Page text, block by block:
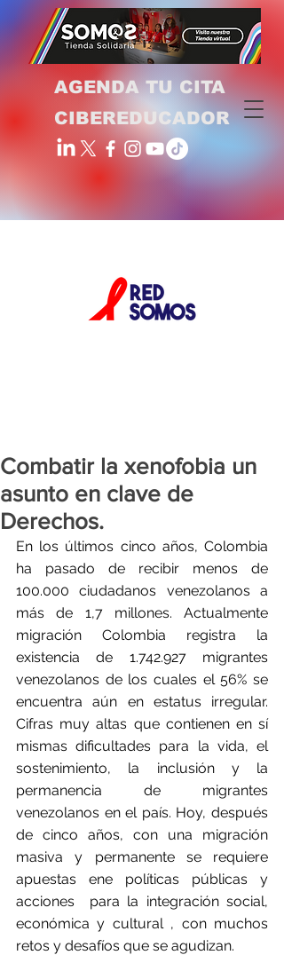
AGENDA TU CITA
CIBEREDUCADOR
Combatir la xenofobia un
asunto en clave de
Derechos.
En los últimos cinco años, Colombia
ha pasado de recibir menos de
100.000 ciudadanos venezolanos a
más de 1,7 millones. Actualmente
migración Colombia registra la
existencia de 1.742.927 migrantes
venezolanos de los cuales el 56% se
encuentra aún en estatus irregular.
Cifras muy altas que contienen en sí
mismas dificultades para la vida, el
sostenimiento, la inclusión y la
permanencia de migrantes
venezolanos en el país. Hoy, después
de cinco años, con una migración
masiva y permanente se requiere
apuestas ene políticas públicas y
acciones  para la integración social,
económica y cultural , con muchos
retos y desafíos que se agudizan.